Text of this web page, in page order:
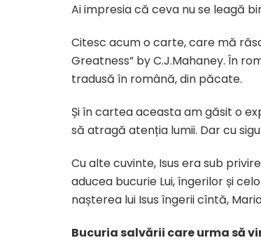
Ai impresia că ceva nu se leagă
Citesc acum o carte, care mă
Greatness” by C.J.Mahaney. În
tradusă în română, din păcate.
Și în cartea aceasta am găsit o
să atragă atenția lumii. Dar cu
Cu alte cuvinte, Isus era sub
aducea bucurie Lui, îngerilor și
nașterea lui Isus îngerii cîntă,
Bucuria salvării care urma să